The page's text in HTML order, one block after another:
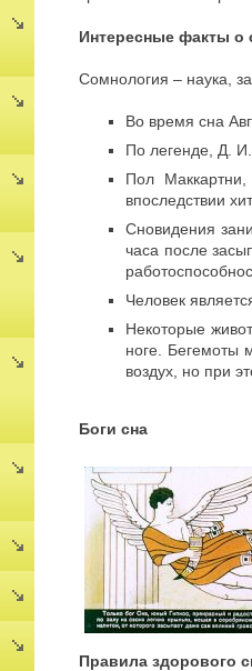
Интересные факты о
Сомнология – наука,
Во время сна
По легенде, Д.
Пол
впоследствии
Сновидения
часа после
Человек
Некоторые
ноге. Бегемоты
воздух, но при
Боги сна
Правила здорового